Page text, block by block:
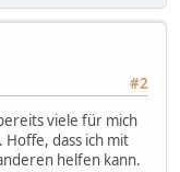
#2
viele für mich
dass ich mit
helfen kann.